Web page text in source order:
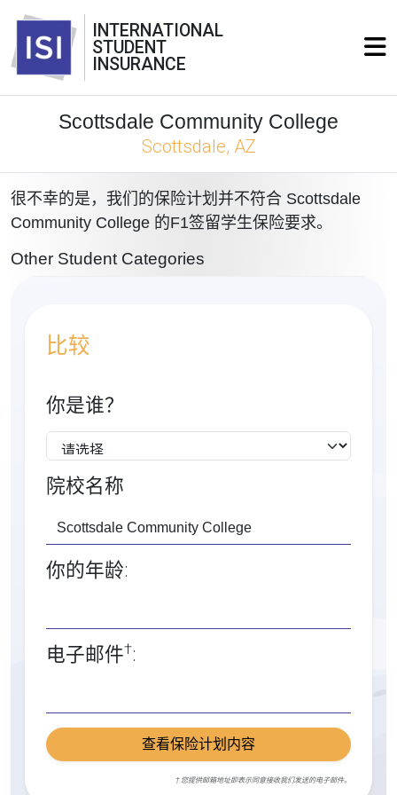
INTERNATIONAL
STUDENT
INSURANCE
Scottsdale Community College
Scottsdale, AZ
很不幸的是，我们的保险计划并不符合 Scottsdale
Community College 的F1签留学生保险要求。
Other Student Categories
比较
你是谁？
院校名称
你的年龄:
电子邮件†:
查看保险计划内容
† 您提供邮箱地址即表示同意接收我们发送的电子邮件。